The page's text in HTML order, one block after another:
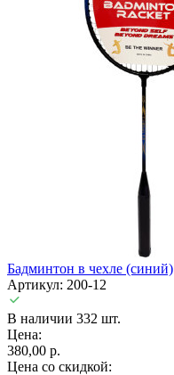
Бадминтон в чехле (синий)
Артикул: 200-12
В наличии 332 шт.
Цена:
380,00 р.
Цена со скидкой: